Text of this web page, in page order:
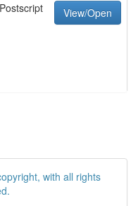
Postscript View/Open
with all rights